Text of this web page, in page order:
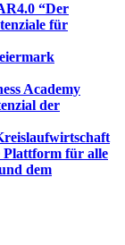
“Der
für
Academy
der
Plattform für alle
dem